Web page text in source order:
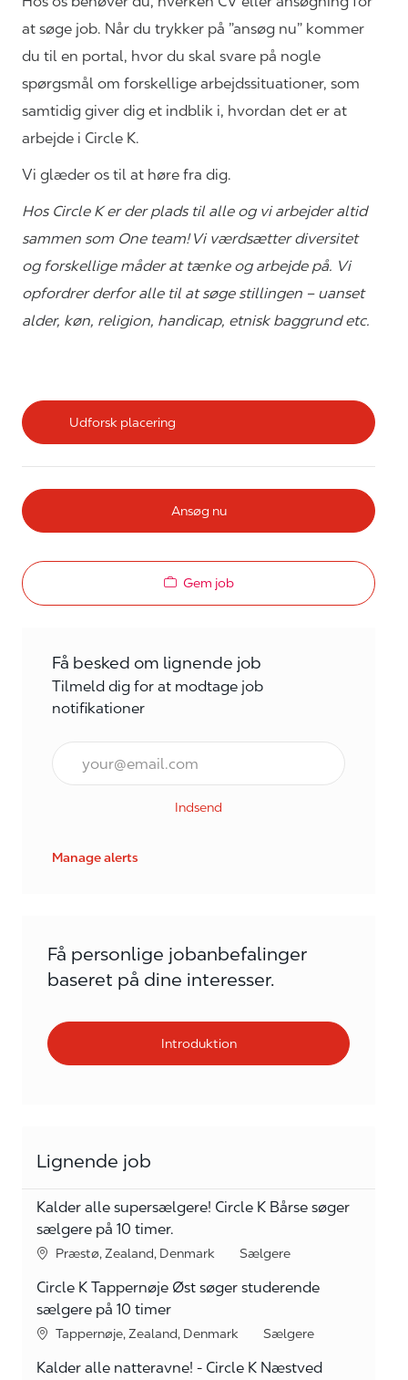
at søge job. Når du trykker på ”ansøg nu” kommer
du til en portal, hvor du skal svare på nogle
spørgsmål om forskellige arbejdssituationer, som
samtidig giver dig et indblik i, hvordan det er at
arbejde i Circle K.
Vi glæder os til at høre fra dig.
Hos Circle K er der plads til alle og vi arbejder altid
sammen som One team! Vi værdsætter diversitet
og forskellige måder at tænke og arbejde på. Vi
opfordrer derfor alle til at søge stillingen – uanset
alder, køn, religion, handicap, etnisk baggrund etc.
Udforsk placering
Ansøg nu
Gem job
Få besked om lignende job
Tilmeld dig for at modtage job
notifikationer
E-mail*
Indsend
Manage alerts
Få personlige jobanbefalinger
baseret på dine interesser.
Introduktion
Lignende job
Kalder alle supersælgere! Circle K Bårse søger
sælgere på 10 timer.
Lokation
Præstø, Zealand, Denmark kategori
Sælgere
Circle K Tappernøje Øst søger studerende
sælgere på 10 timer
Lokation
Tappernøje, Zealand, Denmark kategori
Sælgere
Kalder alle natteravne! - Circle K Næstved